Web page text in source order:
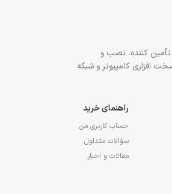
تأمین کننده، نصب و
افزاری کامپیوتر و شبکه
راهنمای خرید
حساب کاربری من
سؤالات متداول
مقالات و اخبار